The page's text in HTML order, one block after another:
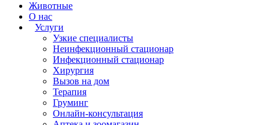
Животные
О нас
Услуги
Узкие специалисты
Неинфекционный стационар
Инфекционный стационар
Хирургия
Вызов на дом
Терапия
Груминг
Онлайн-консультация